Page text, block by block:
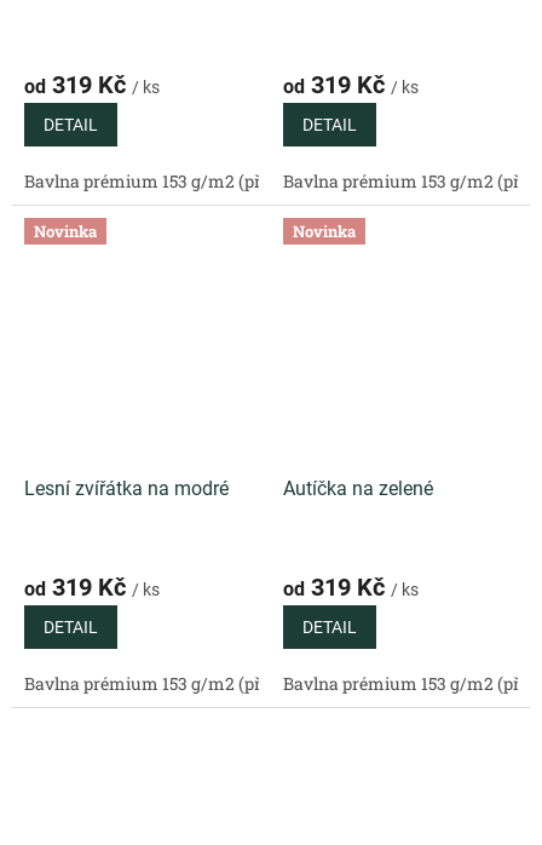
od 319 Kč / ks
DETAIL
Bavlna prémium 153 g/m2 (přírodní) Bavlněný satén 130 g/
od 319 Kč / ks
DETAIL
Bavlna prémium 153 g/m2
Novinka
Lesní zvířátka na modré
od 319 Kč / ks
DETAIL
Bavlna prémium 153 g/m2 (přírodní) Bavlněný satén 130 g/
Novinka
Autíčka na zelené
od 319 Kč / ks
DETAIL
Bavlna prémium 153 g/m2